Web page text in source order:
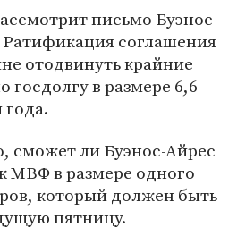
письмо Буэнос-
Ратификация соглашения
отодвинуть крайние
госдолгу в размере 6,6
сможет ли Буэнос-Айрес
МВФ в размере одного
который должен быть
пятницу.